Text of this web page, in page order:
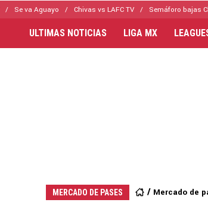
Se va Aguayo Chivas vs LAFC TV Semáforo bajas
ULTIMAS NOTICIAS LIGA MX
MERCADO DE PASES Mercado de